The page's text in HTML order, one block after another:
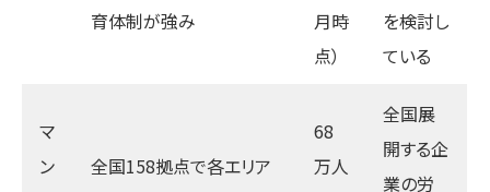
育体制が強み
月時
点）
を検討し
ている
マ
ン
全国158拠点で各エリア
68
万人
全国展
開する企
業の労